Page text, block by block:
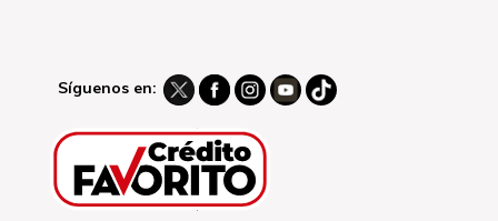
Síguenos en: